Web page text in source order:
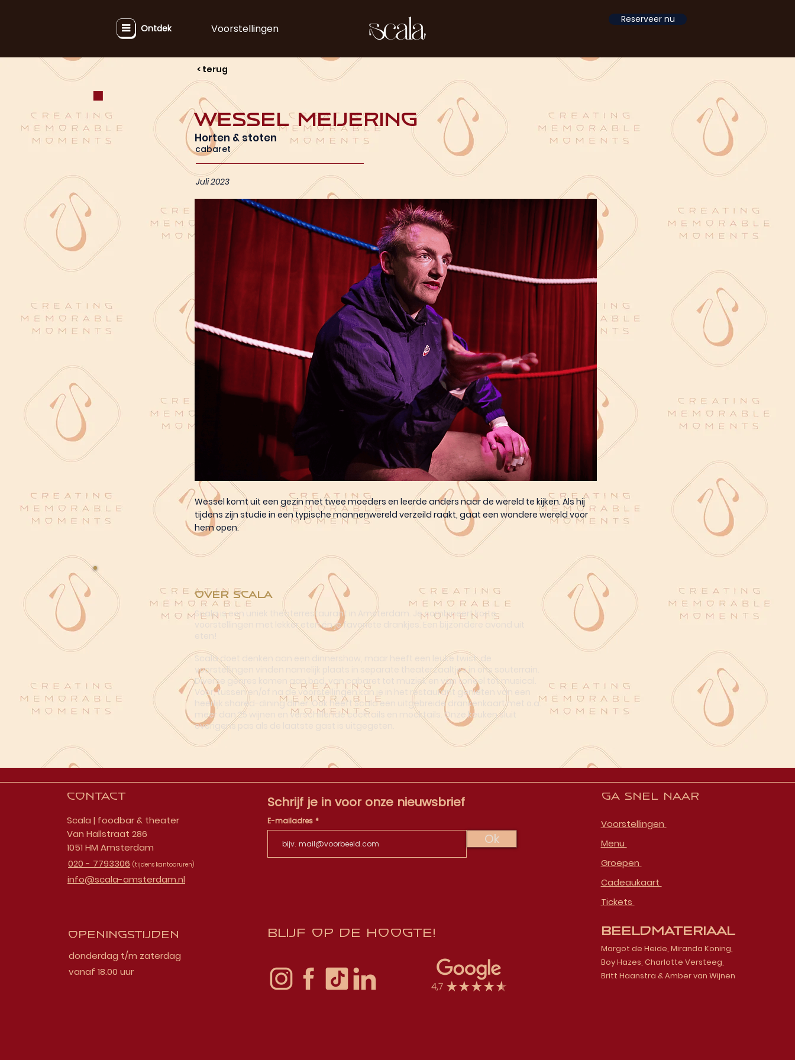
Ontdek Voorstellingen
Reserveer nu
< terug
cabaret
Wessel Meijering
Horten & stoten
Juli 2023
Wessel komt uit een gezin met twee moeders en leerde anders naar de wereld te kijken. Als hij
tijdens zijn studie in een typische mannenwereld verzeild raakt, gaat een wondere wereld voor
hem open.
Over Scala
Scala is een uniek theaterrestaurant in Amsterdam. Je combineert korte
voorstellingen met lekker eten én je favoriete drankjes. Een bijzondere avond uit
Scala doet denken aan een dinnershow, maar heeft een leuke twist: de
voorstellingen vinden namelijk plaats in separate theaterzaaltjes in ons souterrain.
Diverse genres komen aan bod, van cabaret tot muziek en van toneel tot musical.
Voor, tussen en/of na de voorstellingen kan je in het restaurant genieten van een
heerlijk shared-dining diner. Ook heeft Scala een uitgebreide drankenkaart met o.a.
meer dan 25 wijnen en verschillende cocktails en mocktails. Onze keuken sluit
overigens pas als de laatste gast is uitgegeten.
Contact
Scala | foodbar & theater
Van Hallstraat 286
1051 HM Amsterdam
020 - 7793306 (tijdens kantooruren)
info@scala-amsterdam.nl
Openingstijden
donderdag t/m zaterdag
vanaf 18.00 uur
Schrijf je in voor onze nieuwsbrief
E-mailadres
Ok
Blijf op de hoogte!
Ga snel naar
Voorstellingen
Menu
Groepen
Cadeaukaart
Tickets
Beeldmateriaal
Margot de Heide, Miranda Koning,
Boy Hazes, Charlotte Versteeg,
Britt Haanstra & Amber van Wijnen